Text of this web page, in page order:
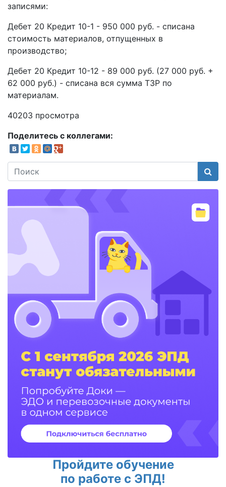
записями:
Дебет 20 Кредит 10-1 - 950 000 руб. - списана
стоимость материалов, отпущенных в
производство;
Дебет 20 Кредит 10-12 - 89 000 руб. (27 000 руб. +
62 000 руб.) - списана вся сумма ТЗР по
материалам.
40203 просмотра
Поделитесь с коллегами:
Пройдите обучение
по работе с ЭПД!